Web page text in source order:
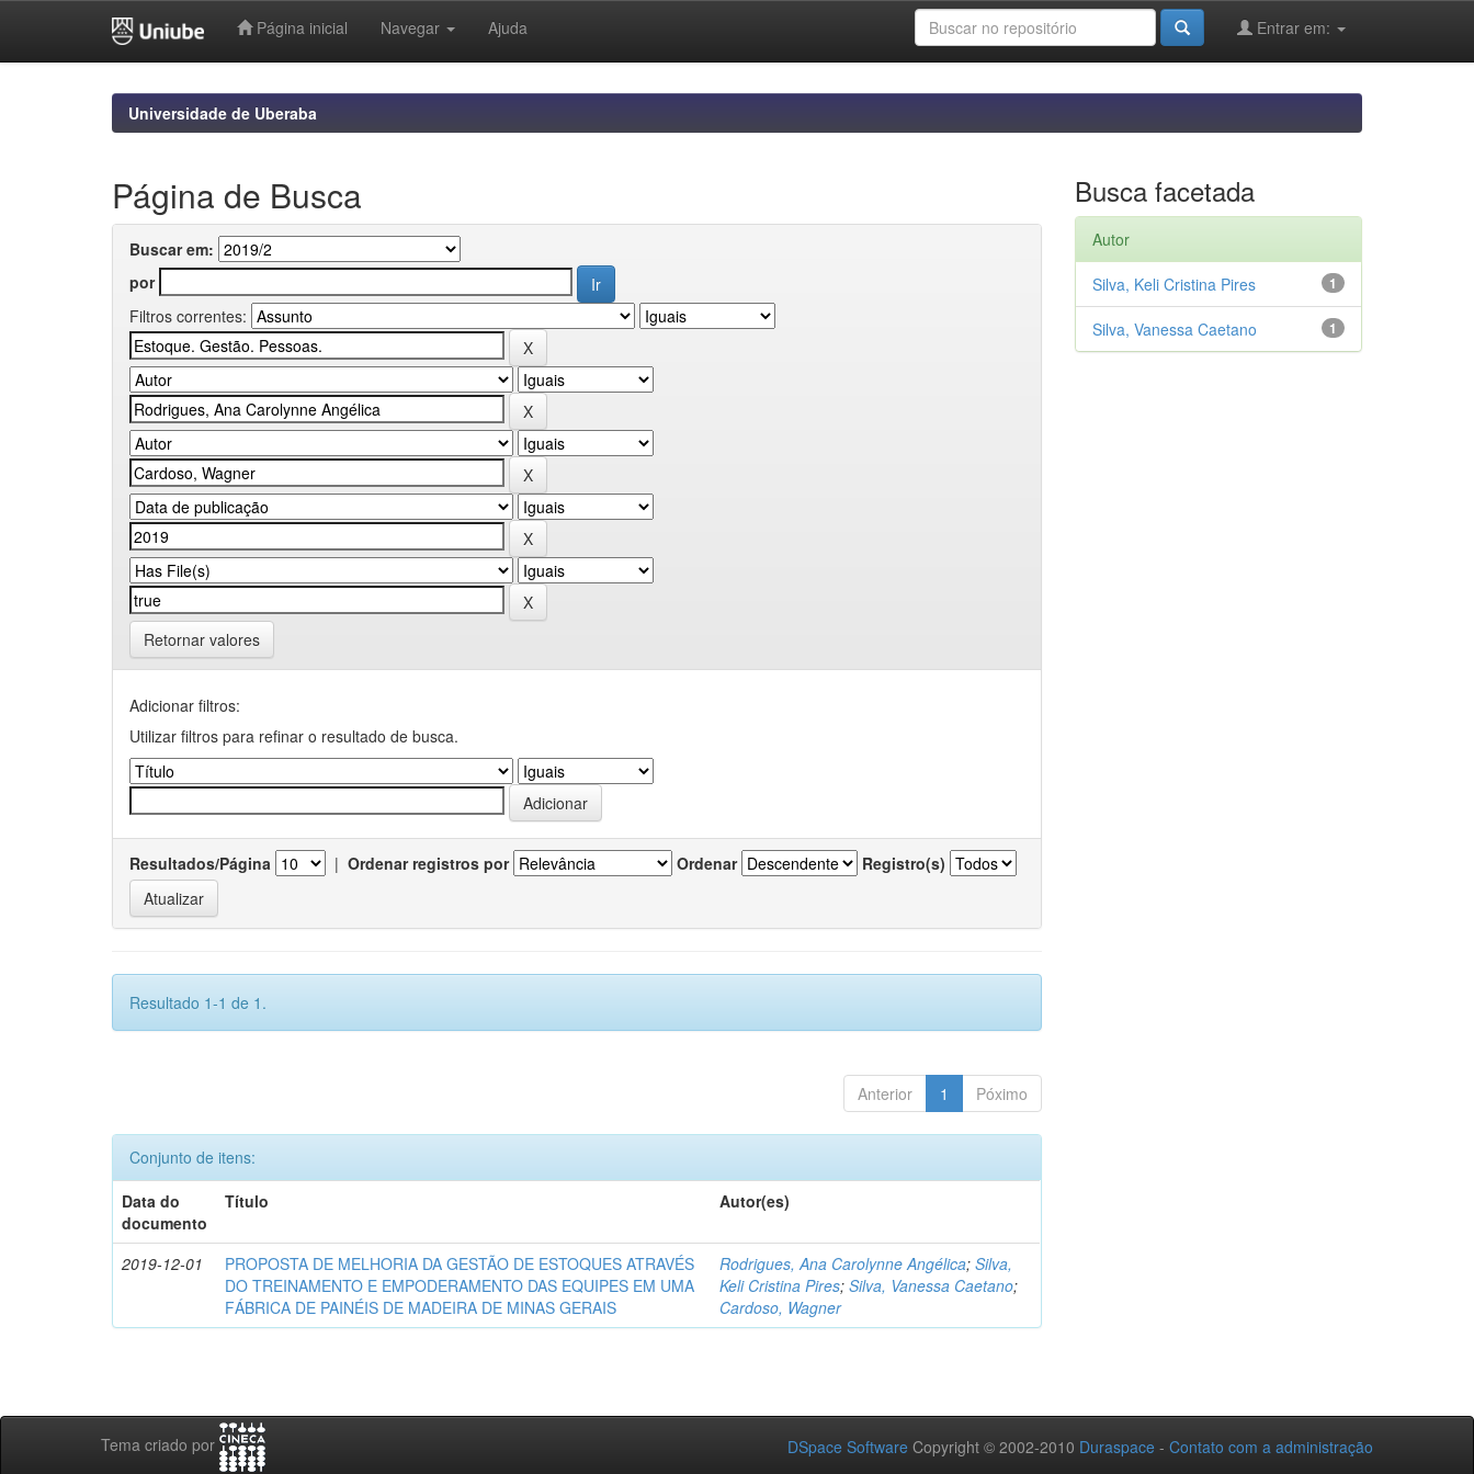
Página inicial Navegar Ajuda Entrar em:
Universidade de Uberaba
Página de Busca
Buscar em:
por
Filtros correntes:
Retornar valores
Adicionar filtros:
Utilizar filtros para refinar o resultado de busca.
Resultados/Página | Ordenar registros por Ordenar Registro(s)
Resultado 1-1 de 1.
Anterior 1 Póximo
Conjunto de itens:
Data do
documento
Título Autor(es)
2019-12-01
PROPOSTA DE MELHORIA DA GESTÃO DE ESTOQUES ATRAVÉS
DO TREINAMENTO E EMPODERAMENTO DAS EQUIPES EM UMA
FÁBRICA DE PAINÉIS DE MADEIRA DE MINAS GERAIS
Rodrigues, Ana Carolynne Angélica;Silva,
Keli Cristina Pires;Silva, Vanessa Caetano;
Cardoso, Wagner
Busca facetada
Autor
1
Silva, Keli Cristina Pires
1
Silva, Vanessa Caetano
Tema criado por DSpace Software Copyright © 2002-2010 Duraspace - Contato com a administração